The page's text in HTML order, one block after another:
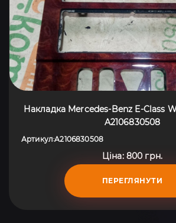
Накладка Mercedes-Benz E-Class
A2106830508
Артикул:A2106830508
Ціна: 800 грн.
ПЕРЕГЛЯНУТИ